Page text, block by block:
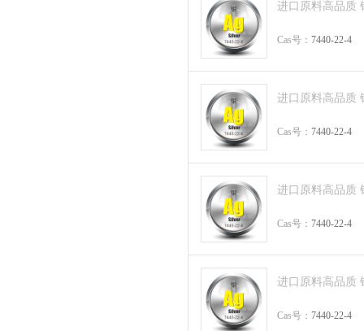
进口原料高品质
Cas号： 7440-22-4
进口原料高品质
Cas号： 7440-22-4
进口原料高品质
Cas号： 7440-22-4
进口原料高品质
Cas号： 7440-22-4